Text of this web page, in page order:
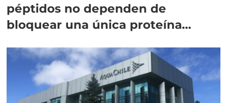
péptidos no dependen de
bloquear una única proteína